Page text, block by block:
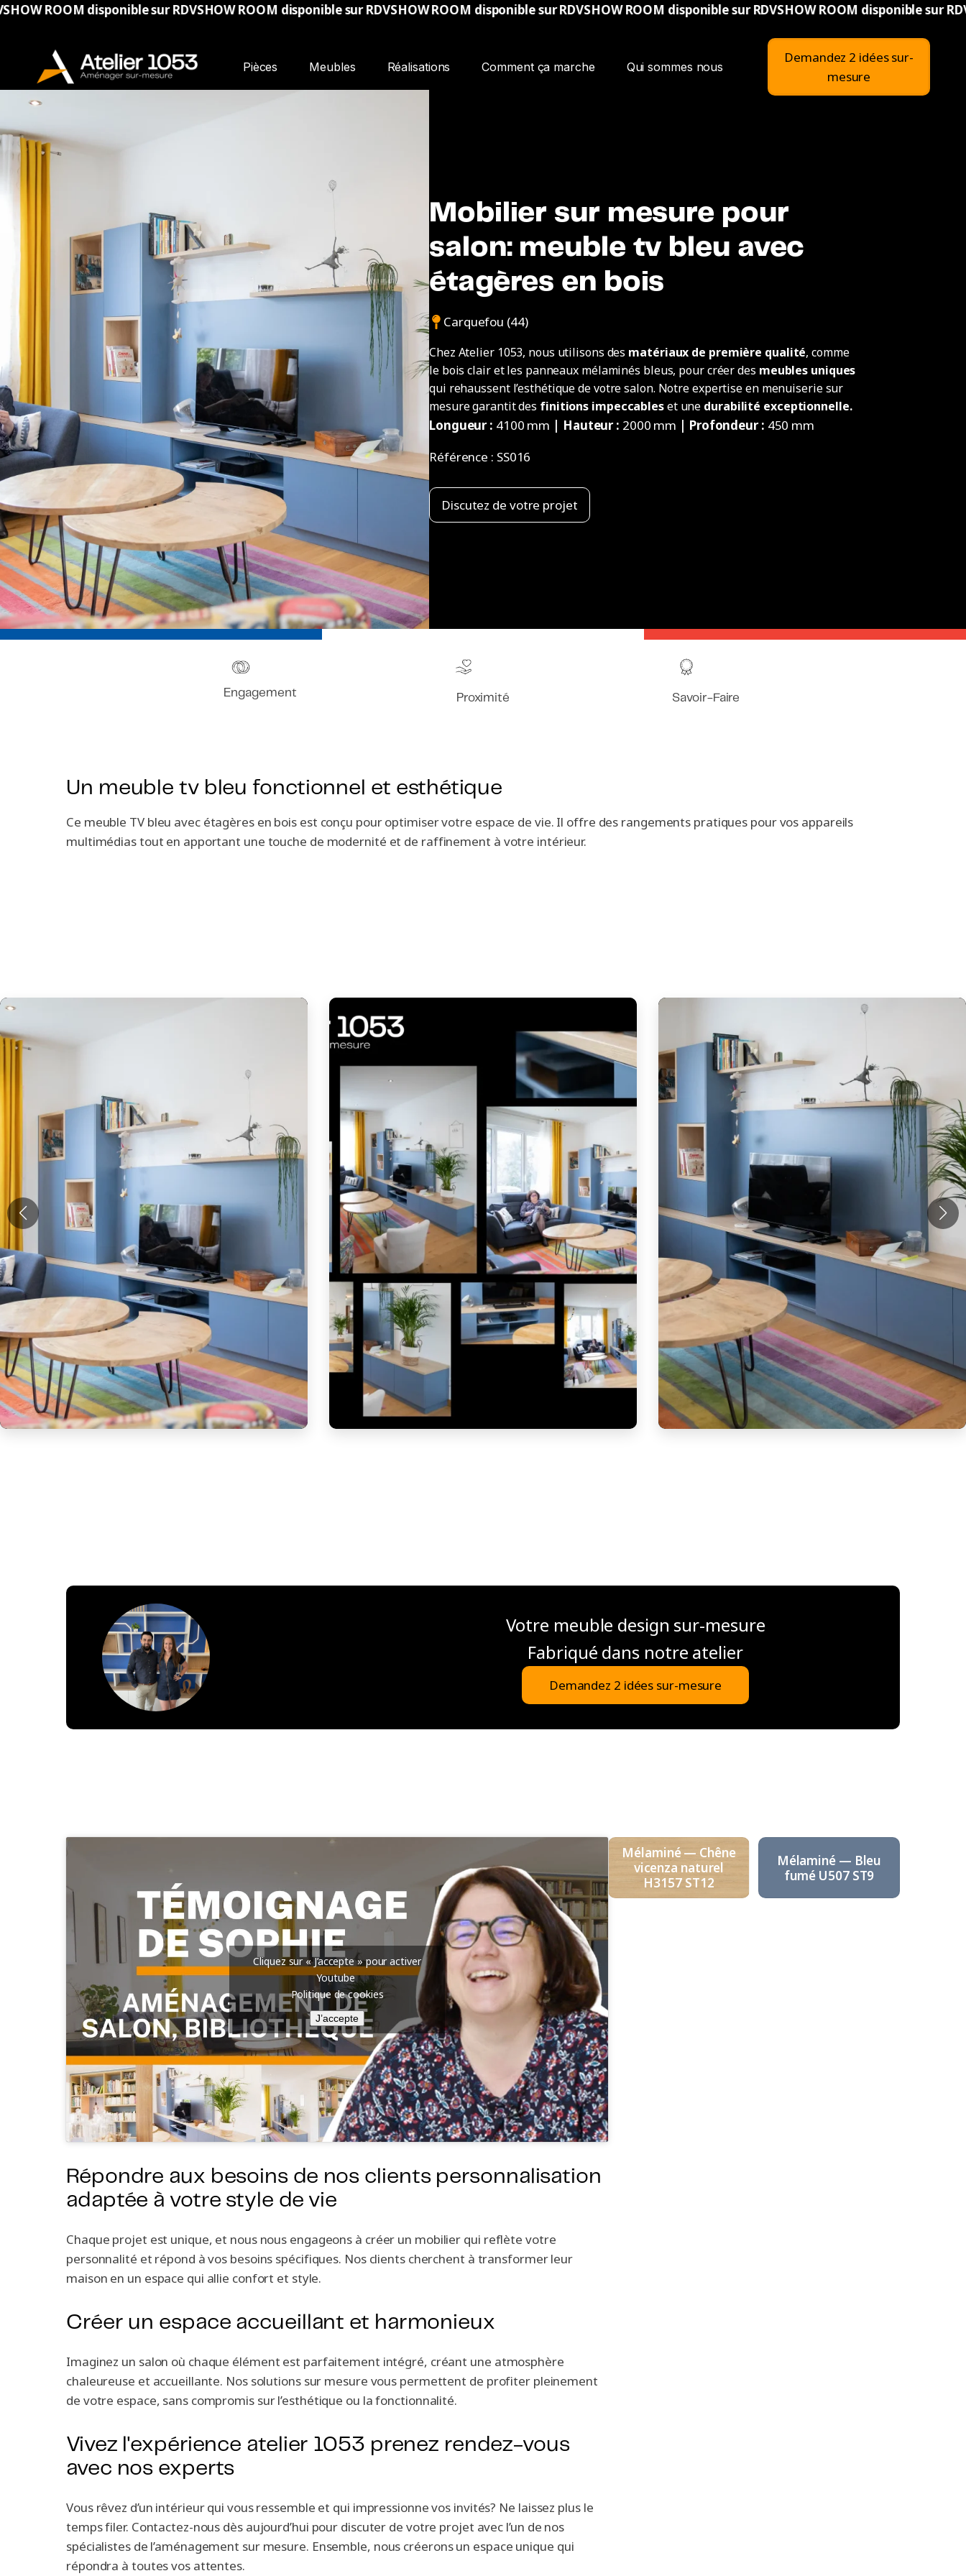
sur RDVSHOW ROOM disponible sur RDVSHOW ROOM disponible sur RDVSHOW ROOM disponible sur RDVSHOW ROOM disponible sur RDVSHOW ROOM
Pièces Meubles Réalisations Comment ça marche Qui sommes nous
Demandez 2 idées sur-
mesure
Mobilier sur mesure pour
salon: meuble tv bleu avec
étagères en bois
Carquefou (44)
Chez Atelier 1053, nous utilisons des matériaux de première qualité, comme
le bois clair et les panneaux mélaminés bleus, pour créer des meubles uniques
qui rehaussent l’esthétique de votre salon. Notre expertise en menuiserie sur
mesure garantit des finitions impeccableset une durabilité exceptionnelle.
Longueur : 4100 mm | Hauteur : 2000 mm | Profondeur : 450 mm
Référence : SS016
Discutez de votre projet
Engagement Proximité Savoir-Faire
Un meuble tv bleu fonctionnel et esthétique
Ce meuble TV bleu avec étagères en bois est conçu pour optimiser votre espace de vie. Il offre des rangements pratiques pour vos appareils
multimédias tout en apportant une touche de modernité et de raffinement à votre intérieur.
Votre meuble design sur-mesure
Fabriqué dans notre atelier
Demandez 2 idées sur-mesure
Cliquez sur « J’accepte » pour activer
Youtube
Politique de cookies
J’accepte
Répondre aux besoins de nos clients personnalisation
adaptée à votre style de vie
Chaque projet est unique, et nous nous engageons à créer un mobilier qui reflète votre
personnalité et répond à vos besoins spécifiques. Nos clients cherchent à transformer leur
maison en un espace qui allie confort et style.
Créer un espace accueillant et harmonieux
Imaginez un salon où chaque élément est parfaitement intégré, créant une atmosphère
chaleureuse et accueillante. Nos solutions sur mesure vous permettent de profiter pleinement
de votre espace, sans compromis sur l’esthétique ou la fonctionnalité.
Vivez l'expérience atelier 1053 prenez rendez-vous
avec nos experts
Vous rêvez d’un intérieur qui vous ressemble et qui impressionne vos invités? Ne laissez plus le
temps filer. Contactez-nous dès aujourd’hui pour discuter de votre projet avec l’un de nos
spécialistes de l’aménagement sur mesure. Ensemble, nous créerons un espace unique qui
répondra à toutes vos attentes.
Mélaminé — Chêne
vicenza naturel
H3157 ST12
Mélaminé — Bleu
fumé U507 ST9